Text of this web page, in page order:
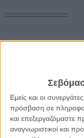
Εμείς και οι
πρόσβαση σε
και επεξεργαζόμαστε
αναγνωριστικοί και
Δε βρέθηκαν σχετικές
«Ανεμιστήρας»
του Δημήτρη
ΝΕΑ /04 ΑΠΡ 2013/ Λήδα